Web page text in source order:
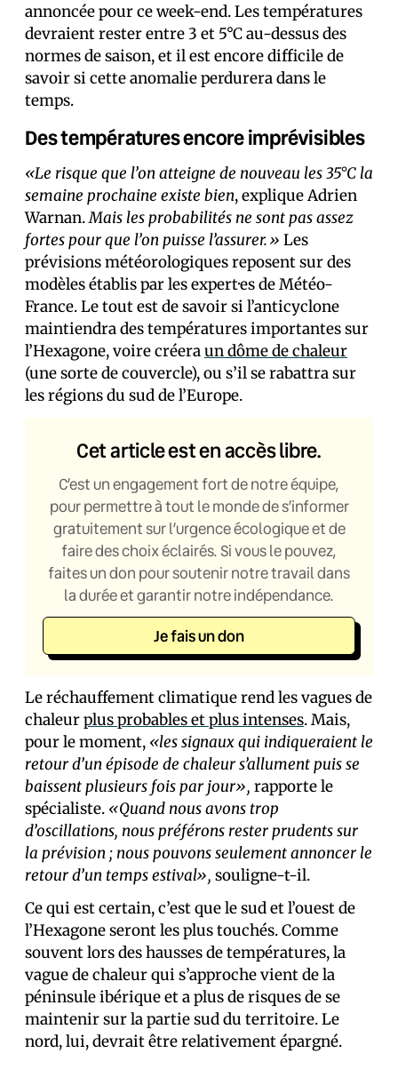
annoncée pour ce week-end. Les températures
devraient rester entre 3 et 5°C au-dessus des
normes de saison, et il est encore difficile de
savoir si cette anomalie perdurera dans le
temps.
Des températures encore imprévisibles
«Le risque que l’on atteigne de nouveau les 35°C la
semaine prochaine existe bien, explique Adrien
Warnan.Mais les probabilités ne sont pas assez
fortes pour que l’on puisse l’assurer.» Les
prévisions météorologiques reposent sur des
modèles établis par les expert·es de Météo-
France. Le tout est de savoir si l’anticyclone
maintiendra des températures importantes sur
l’Hexagone, voire créeraun dôme de chaleur
(une sorte de couvercle), ou s’il se rabattra sur
les régions du sud de l’Europe.
Cet article est en accès libre.
C’est un engagement fort de notre équipe,
pour permettre à tout le monde de s’informer
gratuitement sur l’urgence écologique et de
faire des choix éclairés. Si vous le pouvez,
faites un don pour soutenir notre travail dans
la durée et garantir notre indépendance.
Je fais un don
Le réchauffement climatique rend les vagues de
chaleurplus probables et plus intenses. Mais,
pour le moment, «les signaux qui indiqueraient le
retour d’un épisode de chaleur s’allument puis se
baissent plusieurs fois par jour», rapporte le
spécialiste. «Quand nous avons trop
d’oscillations, nous préférons rester prudents sur
la prévision ; nous pouvons seulement annoncer le
retour d’un temps estival», souligne-t-il.
Ce qui est certain, c’est que le sud et l’ouest de
l’Hexagone seront les plus touchés. Comme
souvent lors des hausses de températures, la
vague de chaleur qui s’approche vient de la
péninsule ibérique et a plus de risques de se
maintenir sur la partie sud du territoire. Le
nord, lui, devrait être relativement épargné.